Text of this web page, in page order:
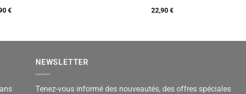
€ 22,90€
NEWSLETTER
Tenez-vous informé des nouveautés, des offres spéciales